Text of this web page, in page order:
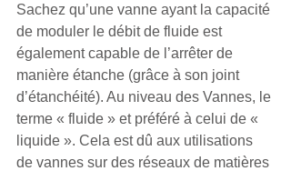
Sachez qu’une vanne ayant la capacité
de moduler le débit de fluide est
également capable de l’arrêter de
manière étanche (grâce à son joint
d’étanchéité). Au niveau des Vannes, le
terme « fluide » et préféré à celui de «
liquide ». Cela est dû aux utilisations
de vannes sur des réseaux de matières